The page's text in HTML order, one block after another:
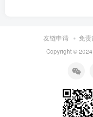
友链申请 免责
Copyright © 2024